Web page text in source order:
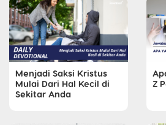
Menjadi Saksi Kristus
Mulai Dari Hal Kecil di
Sekitar Anda
Z